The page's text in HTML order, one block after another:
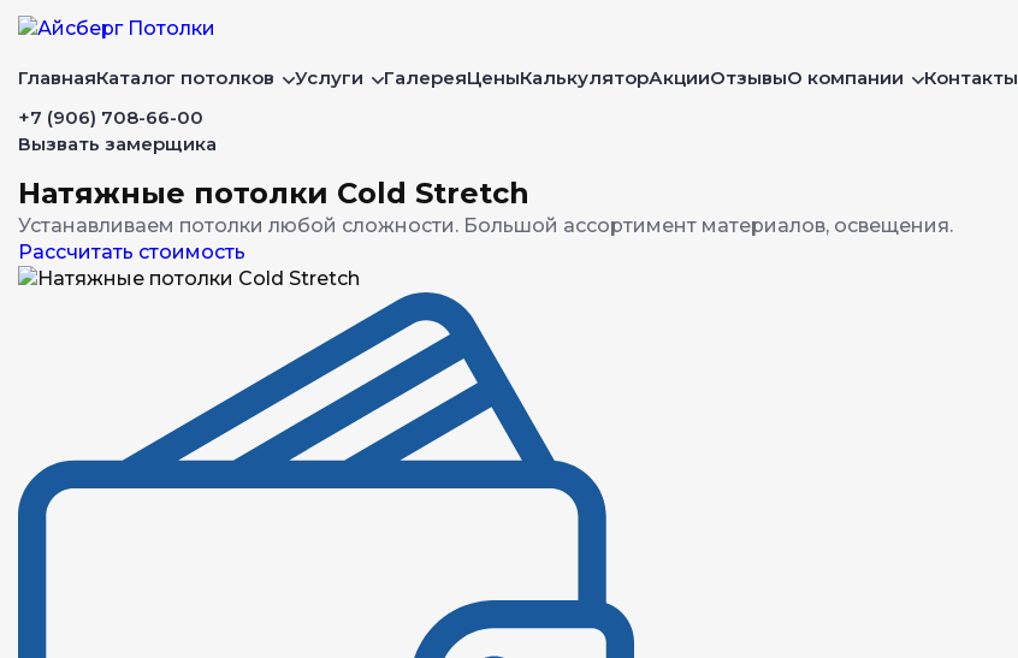
ГлавнаяКаталог потолков Услуги ГалереяЦеныКалькуляторАкцииОтзывыО компании
Контакты
+7 (906) 708-66-00
Вызвать замерщика
Натяжные потолки Cold Stretch
Устанавливаем потолки любой сложности. Большой ассортимент материалов, освещения.
Рассчитать стоимость